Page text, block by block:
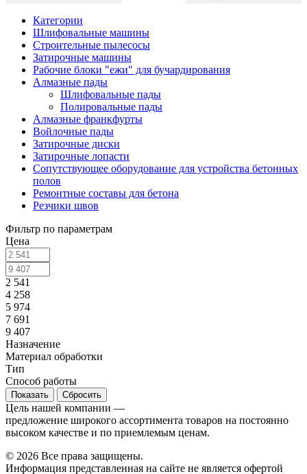
Категории
Шлифовальные машины
Строительные пылесосы
Затирочные машины
Рабочие блоки "ежи" для бучардирования
Алмазные пады
Шлифовальные пады
Полировальные пады
Алмазные франкфурты
Войлочные пады
Затирочные диски
Затирочные лопасти
Сопутствующее оборудование для устройства бетонных
полов
Ремонтные составы для бетона
Резчики швов
Фильтр по параметрам
Цена
2 541
4 258
5 974
7 691
9 407
Назначение
Материал обработки
Тип
Cпособ работы
Сбросить
Цель нашей компании —
предложение широкого ассортимента товаров на постоянно
высоком качестве и по приемлемым ценам.
© 2026 Все права защищены.
Информация представленная на сайте не является офертой